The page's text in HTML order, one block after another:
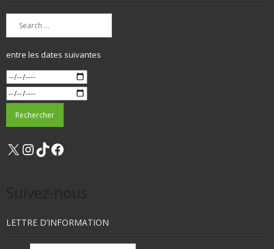
entre les dates suivantes
X Instagram
TikTok
LETTRE D’INFORMATION